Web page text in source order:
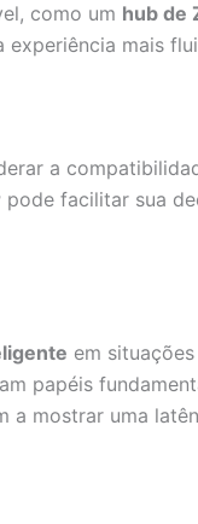
como um hub de
mais
a
pode facilitar sua
em
papéis
a mostrar uma